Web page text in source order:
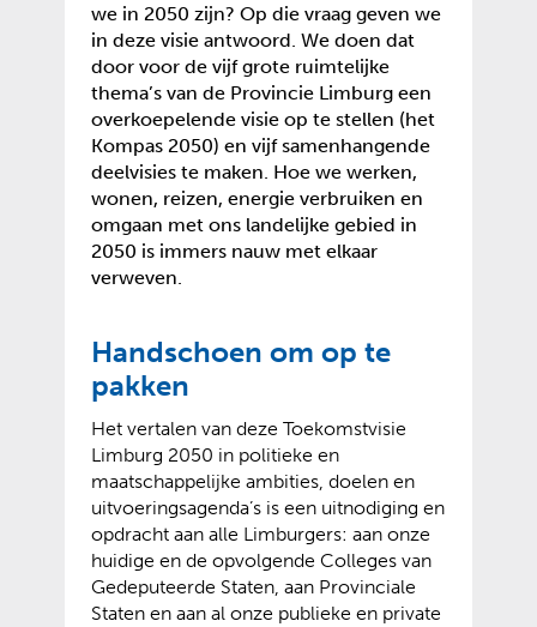
we in 2050 zijn? Op die vraag geven we
in deze visie antwoord. We doen dat
door voor de vijf grote ruimtelijke
thema’s van de Provincie Limburg een
overkoepelende visie op te stellen (het
Kompas 2050) en vijf samenhangende
deelvisies te maken. Hoe we werken,
wonen, reizen, energie verbruiken en
omgaan met ons landelijke gebied in
2050 is immers nauw met elkaar
verweven.
Handschoen om op te
pakken
Het vertalen van deze Toekomstvisie
Limburg 2050 in politieke en
maatschappelijke ambities, doelen en
uitvoeringsagenda’s is een uitnodiging en
opdracht aan alle Limburgers: aan onze
huidige en de opvolgende Colleges van
Gedeputeerde Staten, aan Provinciale
Staten en aan al onze publieke en private